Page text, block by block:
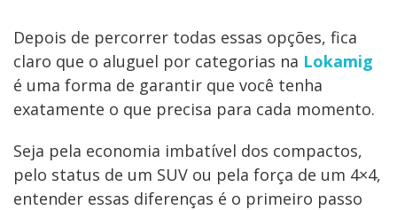
Depois de percorrer todas essas opções, fica
claro que o aluguel por categorias na Lokamig
é uma forma de garantir que você tenha
exatamente o que precisa para cada momento.
Seja pela economia imbatível dos compactos,
pelo status de um SUV ou pela força de um 4×4,
entender essas diferenças é o primeiro passo